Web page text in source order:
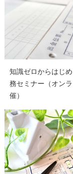
知識ゼロからはじ
務セミナー（オン
催）